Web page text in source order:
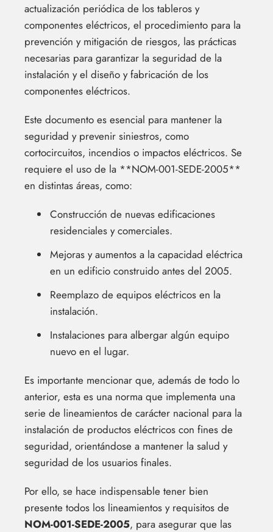
actualización periódica de los tableros y
componentes eléctricos, el procedimiento para la
prevención y mitigación de riesgos, las prácticas
necesarias para garantizar la seguridad de la
instalación y el diseño y fabricación de los
componentes eléctricos.
Este documento es esencial para mantener la
seguridad y prevenir siniestros, como
cortocircuitos, incendios o impactos eléctricos. Se
requiere el uso de la **NOM-001-SEDE-2005**
en distintas áreas, como:
Construcción de nuevas edificaciones
residenciales y comerciales.
Mejoras y aumentos a la capacidad eléctrica
en un edificio construido antes del 2005.
Reemplazo de equipos eléctricos en la
instalación.
Instalaciones para albergar algún equipo
nuevo en el lugar.
Es importante mencionar que, además de todo lo
anterior, esta es una norma que implementa una
serie de lineamientos de carácter nacional para la
instalación de productos eléctricos con fines de
seguridad, orientándose a mantener la salud y
seguridad de los usuarios finales.
Por ello, se hace indispensable tener bien
presente todos los lineamientos y requisitos de
NOM-001-SEDE-2005, para asegurar que las